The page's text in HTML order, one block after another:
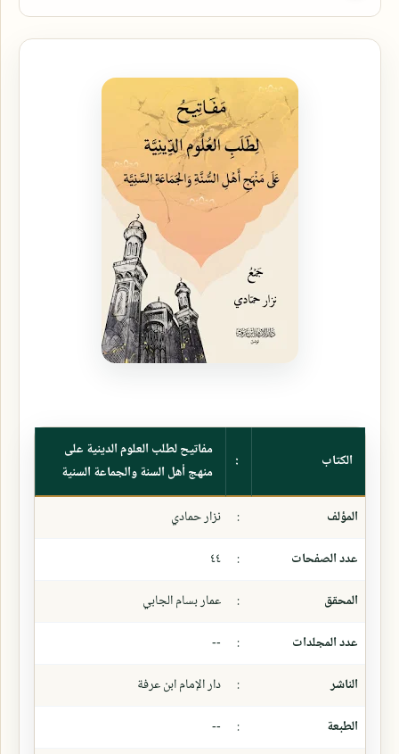
الكتاب :
مفاتيح لطلب العلوم الدينية على
منهج أهل السنة والجماعة السنية
المؤلف
:
نزار حمادي
عدد الصفحات
:
٤٤
المحقق
:
عمار بسام الجابي
عدد المجلدات
:
--
الناشر
:
دار الإمام ابن عرفة
الطبعة
:
--